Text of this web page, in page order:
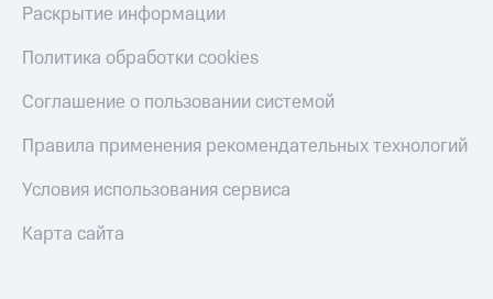
Раскрытие информации
Политика обработки cookies
Соглашение о пользовании системой
Правила применения рекомендательных технологий
Условия использования сервиса
Карта сайта